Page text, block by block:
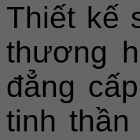
Thiết kế
thương
đẳng
tinh